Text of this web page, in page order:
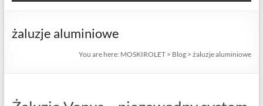
żaluzje aluminiowe
You are here: MOSKIROLET > Blog >żaluzje aluminiowe